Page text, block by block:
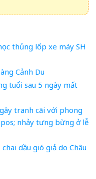
thủng lốp xe máy SH
Cảnh Du
tuổi sau 5 ngày mất
tranh cãi với phong
nhảy tưng bừng ở lễ
dầu gió giả do Châu